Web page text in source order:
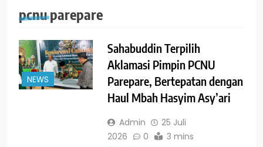
pcnu parepare
NEWS
Sahabuddin Terpilih
Aklamasi Pimpin PCNU
Parepare, Bertepatan dengan
Haul Mbah Hasyim Asy’ari
Admin
25 Juli
2026
0 3 mins